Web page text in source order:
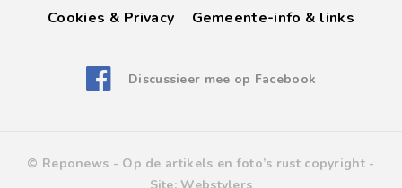
Cookies & Privacy
Gemeente-info & links
Discussieer mee op Facebook
© Reponews - Op de artikels en foto’s rust copyright -